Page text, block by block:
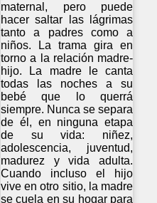
maternal, pero puede
hacer saltar las lágrimas
tanto a padres como a
niños. La trama gira en
torno a la relación madre-
hijo. La madre le canta
todas las noches a su
bebé que lo querrá
siempre. Nunca se separa
de él, en ninguna etapa
de su vida: niñez,
adolescencia, juventud,
madurez y vida adulta.
Cuando incluso el hijo
vive en otro sitio, la madre
se cuela en su hogar para